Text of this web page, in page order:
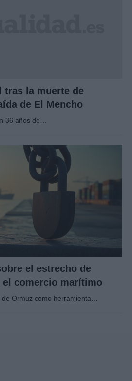
tras la muerte de
de El Mencho
36 años de…
el estrecho de
el comercio marítimo
Ormuz como herramienta…